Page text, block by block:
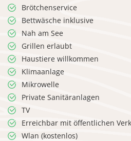
Brötchenservice
Bettwäsche inklusive
Nah am See
Grillen erlaubt
Haustiere willkommen
Klimaanlage
Mikrowelle
Private Sanitäranlagen
TV
Erreichbar mit öffentlichen
Wlan (kostenlos)